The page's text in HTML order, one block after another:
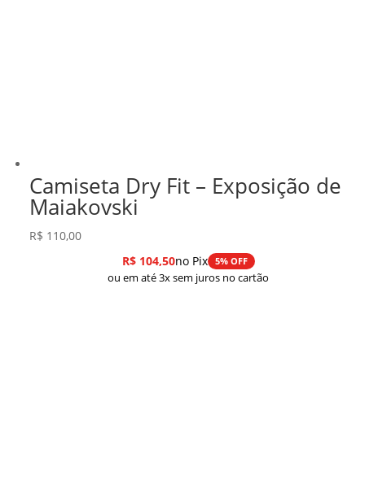
Camiseta Dry Fit – Exposição de
Maiakovski
R$ 110,00
R$104,50no Pix 5% OFF
ou em até 3x sem juros no cartão